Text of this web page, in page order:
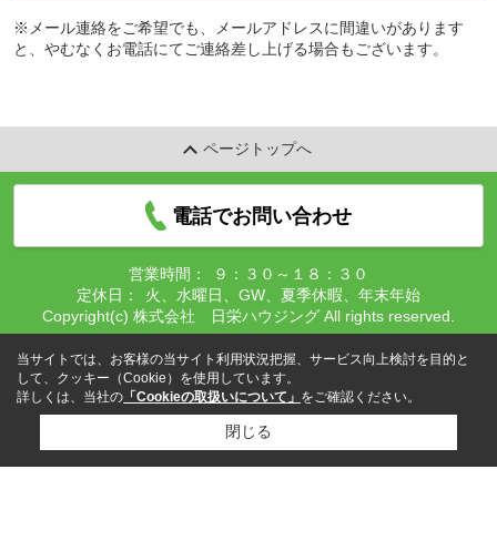
※メール連絡をご希望でも、メールアドレスに間違いがあります
と、やむなくお電話にてご連絡差し上げる場合もございます。
ページトップへ
電話でお問い合わせ
営業時間：
９：３０～１８：３０
定休日：
火、水曜日、GW、夏季休暇、年末年始
Copyright(c) 株式会社 日栄ハウジング All rights reserved.
当サイトでは、お客様の当サイト利用状況把握、サービス向上検討を目的と
して、クッキー（Cookie）を使用しています。
詳しくは、当社の 「Cookieの取扱いについて」 をご確認ください。
閉じる